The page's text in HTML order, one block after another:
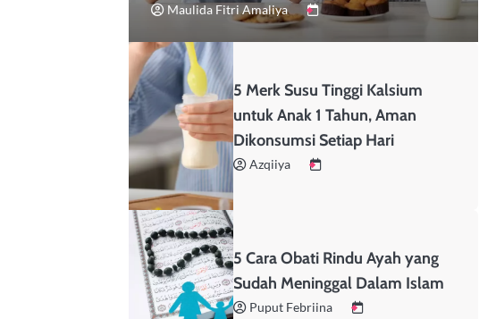
Maulida Fitri Amaliya
5 Merk Susu Tinggi Kalsium
untuk Anak 1 Tahun, Aman
Dikonsumsi Setiap Hari
Azqiiya
5 Cara Obati Rindu Ayah yang
Sudah Meninggal Dalam Islam
Puput Febriina